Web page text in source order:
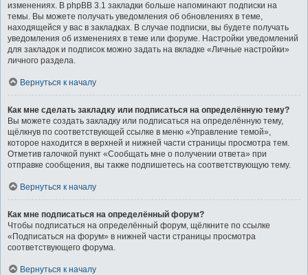
изменениях. В phpBB 3.1 закладки больше напоминают подписки на
темы. Вы можете получать уведомления об обновлениях в теме,
находящейся у вас в закладках. В случае подписки, вы будете получать
уведомления об изменениях в теме или форуме. Настройки уведомлений
для закладок и подписок можно задать на вкладке «Личные настройки»
личного раздела.
Вернуться к началу
Как мне сделать закладку или подписаться на определённую тему?
Вы можете создать закладку или подписаться на определённую тему,
щёлкнув по соответствующей ссылке в меню «Управление темой»,
которое находится в верхней и нижней части страницы просмотра тем.
Отметив галочкой пункт «Сообщать мне о получении ответа» при
отправке сообщения, вы также подпишетесь на соответствующую тему.
Вернуться к началу
Как мне подписаться на определённый форум?
Чтобы подписаться на определённый форум, щёлкните по ссылке
«Подписаться на форум» в нижней части страницы просмотра
соответствующего форума.
Вернуться к началу